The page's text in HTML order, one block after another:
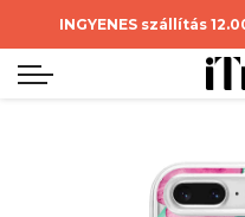
INGYENES szállítás